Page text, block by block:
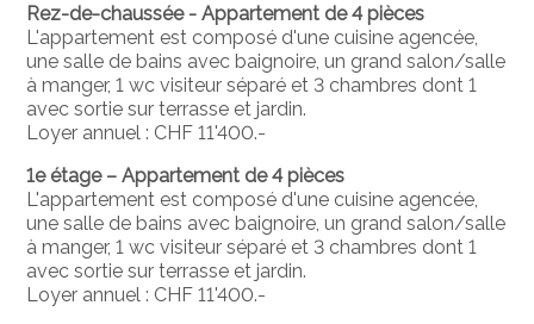
Rez-de-chaussée - Appartement de 4 pièces
L'appartement est composé d'une cuisine agencée,
une salle de bains avec baignoire, un grand salon/salle
à manger, 1 wc visiteur séparé et 3 chambres dont 1
avec sortie sur terrasse et jardin.
Loyer annuel : CHF 11'400.-
1e étage – Appartement de 4 pièces
L'appartement est composé d'une cuisine agencée,
une salle de bains avec baignoire, un grand salon/salle
à manger, 1 wc visiteur séparé et 3 chambres dont 1
avec sortie sur terrasse et jardin.
Loyer annuel : CHF 11'400.-